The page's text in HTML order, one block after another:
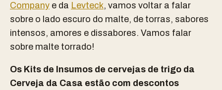
Company e da Levteck, vamos voltar a falar
sobre o lado escuro do malte, de torras, sabores
intensos, amores e dissabores. Vamos falar
sobre malte torrado!
Os Kits de Insumos de cervejas de trigo da
Cerveja da Casa estão com descontos